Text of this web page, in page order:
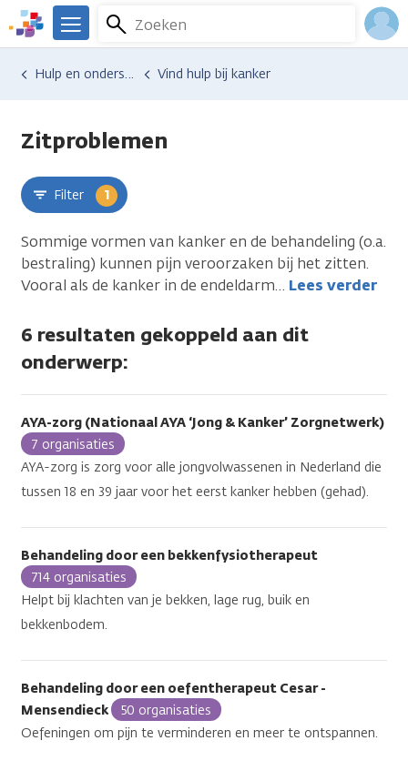
Overslaan
en
naar
We
er
Kanker.nl
Zoeken
Menu
Hulp en ondersteuning Vind hulp bij kanker
Zitproblemen
Filter 1
Sommige vormen van kanker en de behandeling (o.a.
bestraling) kunnen pijn veroorzaken bij het zitten.
Vooral als de kanker in de endeldarm… Lees verder
6 resultaten gekoppeld aan dit
onderwerp:
AYA-zorg (Nationaal AYA ‘Jong & Kanker’ Zorgnetwerk)
7 organisaties
AYA-zorg is zorg voor alle jongvolwassenen in Nederland die
tussen 18 en 39 jaar voor het eerst kanker hebben (gehad).
Behandeling door een bekkenfysiotherapeut
714 organisaties
Helpt bij klachten van je bekken, lage rug, buik en
bekkenbodem.
Behandeling door een oefentherapeut Cesar -
Mensendieck
50 organisaties
Oefeningen om pijn te verminderen en meer te ontspannen.